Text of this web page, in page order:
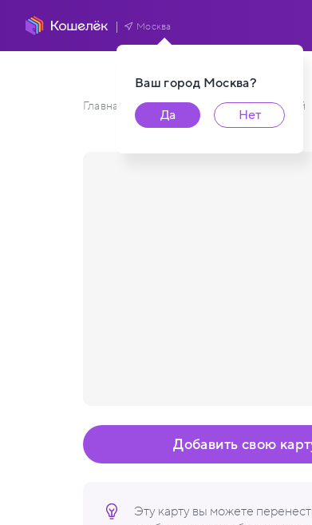
Ваш город Москва?
Да
Нет
Москва
Главная / Каталог карт пользователей
Эту карту вы можете
Добавить свою